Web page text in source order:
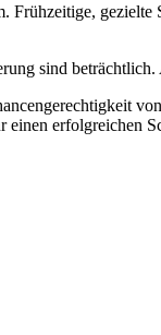
Frühzeitige,
sind
erfolgreichen